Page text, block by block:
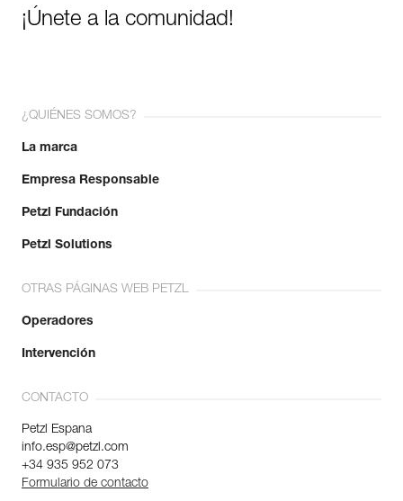
¡Únete a la comunidad!
¿QUIÉNES SOMOS?
La marca
Empresa Responsable
Petzl Fundación
Petzl Solutions
OTRAS PÁGINAS WEB PETZL
Operadores
Intervención
CONTACTO
Petzl Espana
info.esp@petzl.com
+34 935 952 073
Formulario de contacto